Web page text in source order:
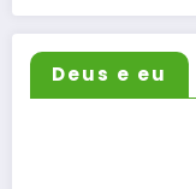
Deus e eu